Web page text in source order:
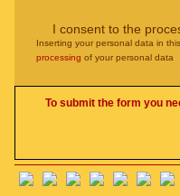
I consent to the
Inserting your personal data in
processing of your personal data
To submit the form you